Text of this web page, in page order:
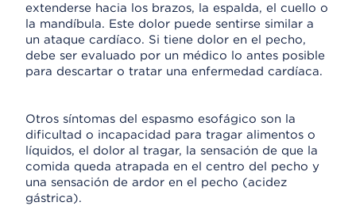
extenderse hacia los brazos, la espalda, el cuello o
la mandíbula. Este dolor puede sentirse similar a
un ataque cardíaco. Si tiene dolor en el pecho,
debe ser evaluado por un médico lo antes posible
para descartar o tratar una enfermedad cardíaca.
Otros síntomas del espasmo esofágico son la
dificultad o incapacidad para tragar alimentos o
líquidos, el dolor al tragar, la sensación de que la
comida queda atrapada en el centro del pecho y
una sensación de ardor en el pecho (acidez
gástrica).